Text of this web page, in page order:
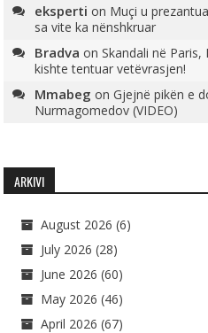
eksperti on Muçi u
sa vite ka nënshkruar
Bradva onSkandali në
kishte tentuar vetëvrasjen!
Mmabeg onGjejnë pikën e
Nurmagomedov (VIDEO)
ARKIVI
August 2026 (6)
July 2026 (28)
June 2026 (60)
May 2026 (46)
April 2026 (67)